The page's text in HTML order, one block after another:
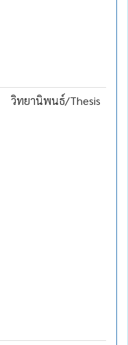
วิทยานิพนธ์/Thesis